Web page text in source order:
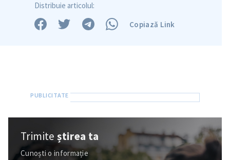
Distribuie articolul:
Copiază Link
Trimiteștirea ta
Cunoști o informație